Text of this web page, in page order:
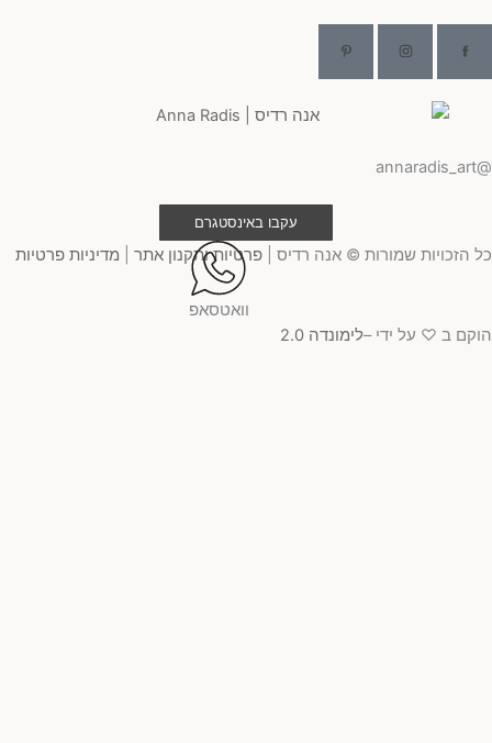
עקבו באינסטגרם
הזכויות שמורות © אנה רדיס | פרטיות ותקנון אתר| מדיניות פרטיות
ב ♡ על ידי – לימונדה 2.0
וואטסאפ